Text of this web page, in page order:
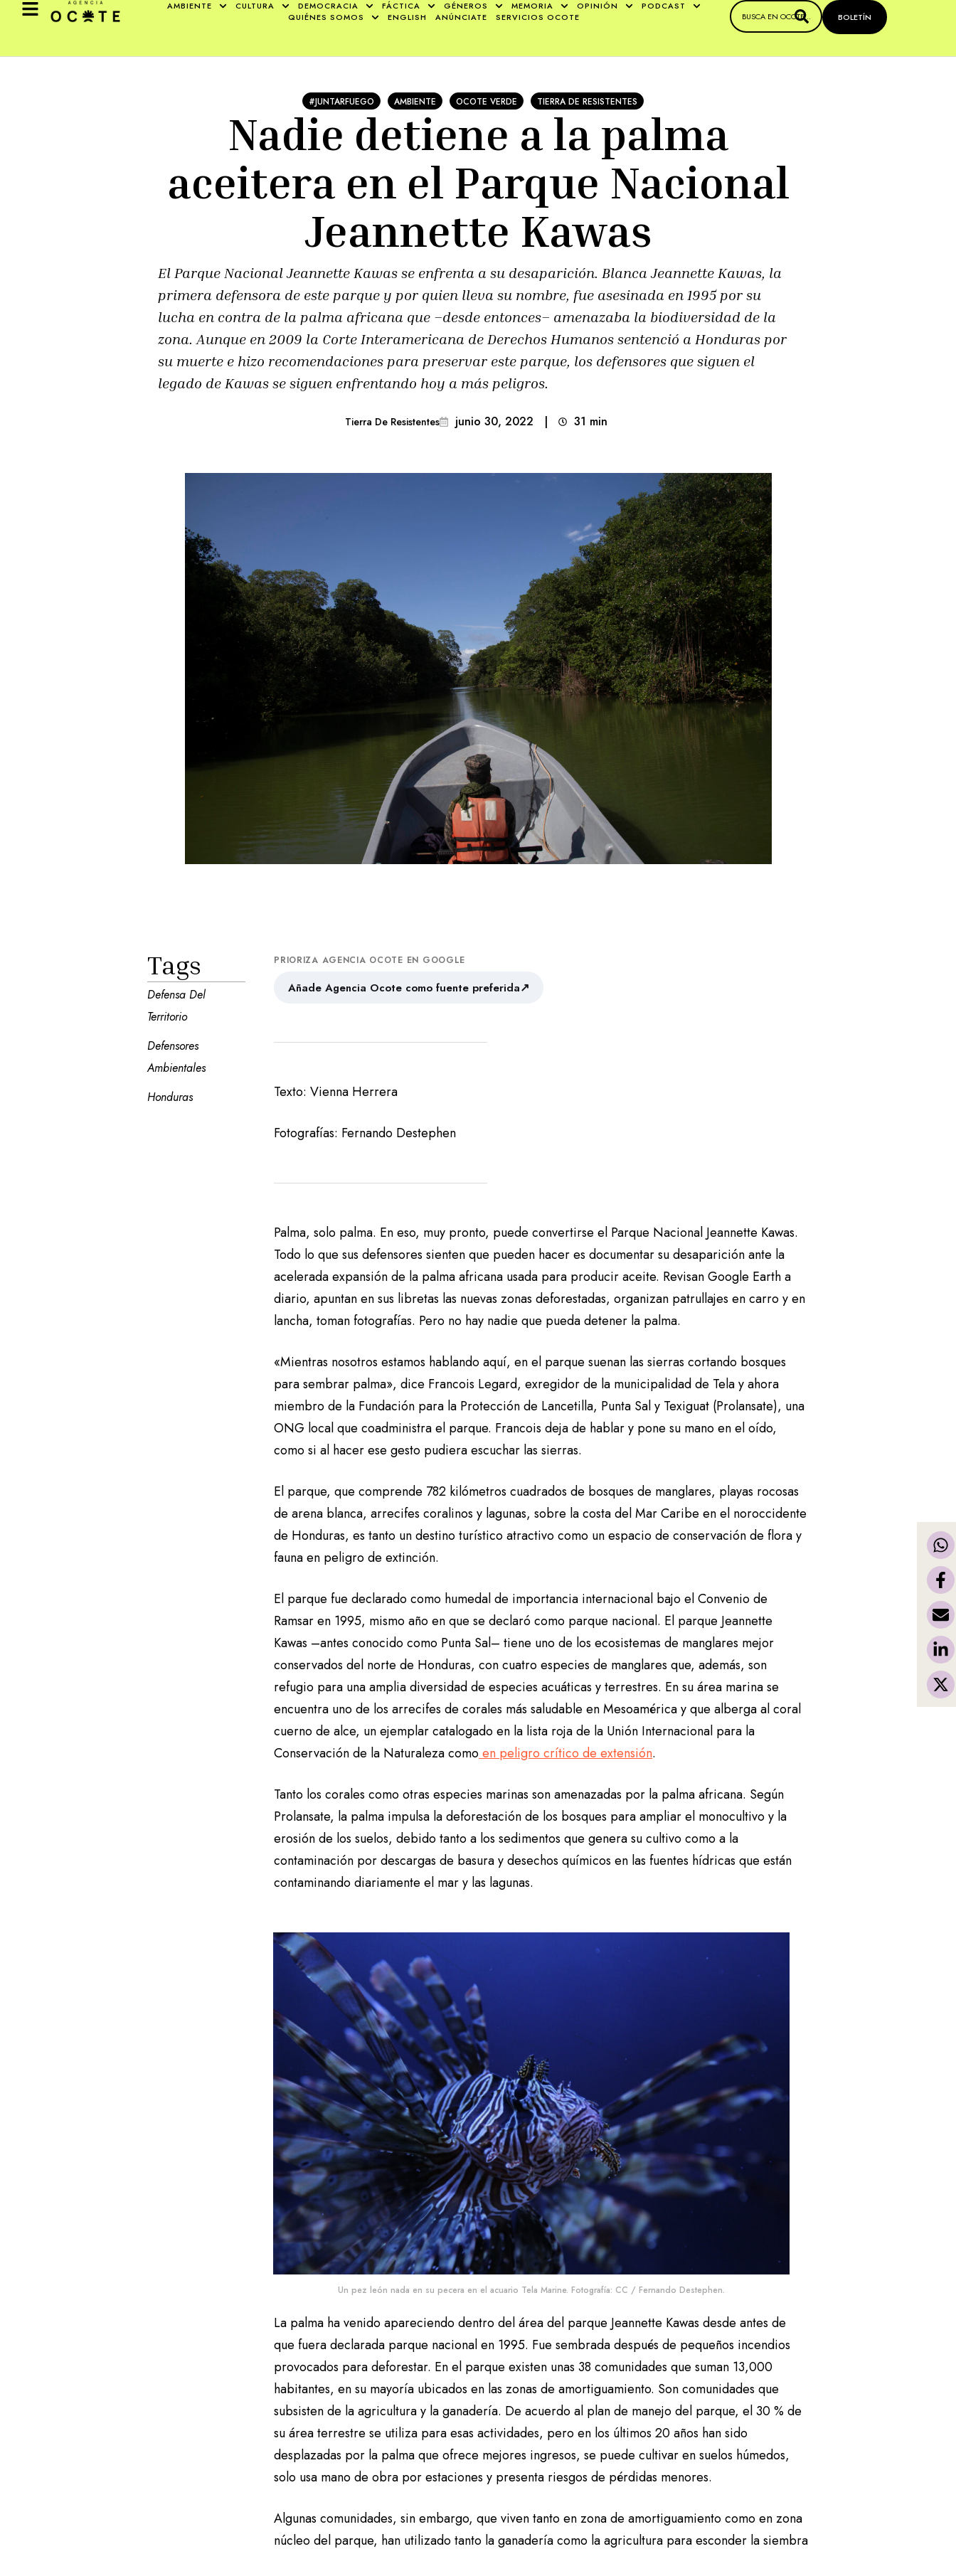
AMBIENTE CULTURA DEMOCRACIA FÁCTICA GÉNEROS MEMORIA OPINIÓN
PODCAST
QUIÉNES SOMOS
ENGLISH ANÚNCIATE SERVICIOS OCOTE BOLETÍN
#JUNTARFUEGO AMBIENTE OCOTE VERDE TIERRA DE RESISTENTES
Nadie detiene a la palma
aceitera en el Parque Nacional
Jeannette Kawas
El Parque Nacional Jeannette Kawas se enfrenta a su desaparición. Blanca Jeannette Kawas, la
primera defensora de este parque y por quien lleva su nombre, fue asesinada en 1995 por su
lucha en contra de la palma africana que –desde entonces– amenazaba la biodiversidad de la
zona. Aunque en 2009 la Corte Interamericana de Derechos Humanos sentenció a Honduras por
su muerte e hizo recomendaciones para preservar este parque, los defensores que siguen el
legado de Kawas se siguen enfrentando hoy a más peligros.
Tierra De Resistentes junio 30, 2022 | 31 min
Tags
Defensa Del
Territorio
Defensores
Ambientales
Honduras
PRIORIZA AGENCIA OCOTE EN GOOGLE
Añade Agencia Ocote como fuente preferida↗
Texto: Vienna Herrera
Fotografías: Fernando Destephen
Palma, solo palma. En eso, muy pronto, puede convertirse el Parque Nacional Jeannette Kawas.
Todo lo que sus defensores sienten que pueden hacer es documentar su desaparición ante la
acelerada expansión de la palma africana usada para producir aceite. Revisan Google Earth a
diario, apuntan en sus libretas las nuevas zonas deforestadas, organizan patrullajes en carro y en
lancha, toman fotografías. Pero no hay nadie que pueda detener la palma.
«Mientras nosotros estamos hablando aquí, en el parque suenan las sierras cortando bosques
para sembrar palma», dice Francois Legard, exregidor de la municipalidad de Tela y ahora
miembro de la Fundación para la Protección de Lancetilla, Punta Sal y Texiguat (Prolansate), una
ONG local que coadministra el parque. Francois deja de hablar y pone su mano en el oído,
como si al hacer ese gesto pudiera escuchar las sierras.
El parque, que comprende 782 kilómetros cuadrados de bosques de manglares, playas rocosas
de arena blanca, arrecifes coralinos y lagunas, sobre la costa del Mar Caribe en el noroccidente
de Honduras, es tanto un destino turístico atractivo como un espacio de conservación de flora y
fauna en peligro de extinción.
El parque fue declarado como humedal de importancia internacional bajo el Convenio de
Ramsar en 1995, mismo año en que se declaró como parque nacional. El parque Jeannette
Kawas –antes conocido como Punta Sal– tiene uno de los ecosistemas de manglares mejor
conservados del norte de Honduras, con cuatro especies de manglares que, además, son
refugio para una amplia diversidad de especies acuáticas y terrestres. En su área marina se
encuentra uno de los arrecifes de corales más saludable en Mesoamérica y que alberga al coral
cuerno de alce, un ejemplar catalogado en la lista roja de la Unión Internacional para la
Conservación de la Naturaleza comoen peligro crítico de extensión.
Tanto los corales como otras especies marinas son amenazadas por la palma africana. Según
Prolansate, la palma impulsa la deforestación de los bosques para ampliar el monocultivo y la
erosión de los suelos, debido tanto a los sedimentos que genera su cultivo como a la
contaminación por descargas de basura y desechos químicos en las fuentes hídricas que están
contaminando diariamente el mar y las lagunas.
Un pez león nada en su pecera en el acuario Tela Marine. Fotografía: CC / Fernando Destephen.
La palma ha venido apareciendo dentro del área del parque Jeannette Kawas desde antes de
que fuera declarada parque nacional en 1995. Fue sembrada después de pequeños incendios
provocados para deforestar. En el parque existen unas 38 comunidades que suman 13,000
habitantes, en su mayoría ubicados en las zonas de amortiguamiento. Son comunidades que
subsisten de la agricultura y la ganadería. De acuerdo al plan de manejo del parque, el 30 % de
su área terrestre se utiliza para esas actividades, pero en los últimos 20 años han sido
desplazadas por la palma que ofrece mejores ingresos, se puede cultivar en suelos húmedos,
solo usa mano de obra por estaciones y presenta riesgos de pérdidas menores.
Algunas comunidades, sin embargo, que viven tanto en zona de amortiguamiento como en zona
núcleo del parque, han utilizado tanto la ganadería como la agricultura para esconder la siembra